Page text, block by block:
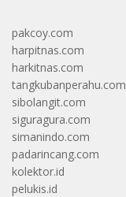
pakcoy.com
harpitnas.com
harkitnas.com
tangkubanperahu.com
sibolangit.com
siguragura.com
simanindo.com
padarincang.com
kolektor.id
pelukis.id